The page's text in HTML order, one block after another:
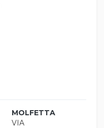
MOLFETTA
VIA